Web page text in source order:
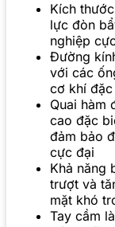
Kích
lực đòn
nghiệp
Đường
với các
cơ khí
Quai hàm
cao đặc
đảm bảo
cực đại
Khả năng
trượt và
mặt khó
Tay cầm